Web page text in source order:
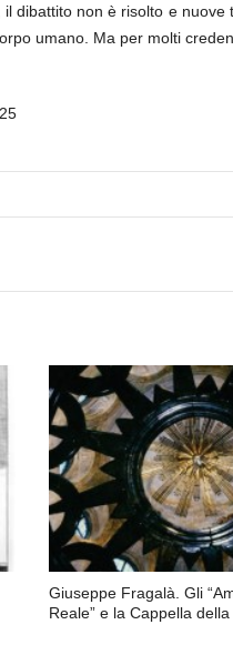
dibattito non è risolto e
umano. Ma per molti
Giuseppe Fragalà. Gli
Reale” e la Cappella